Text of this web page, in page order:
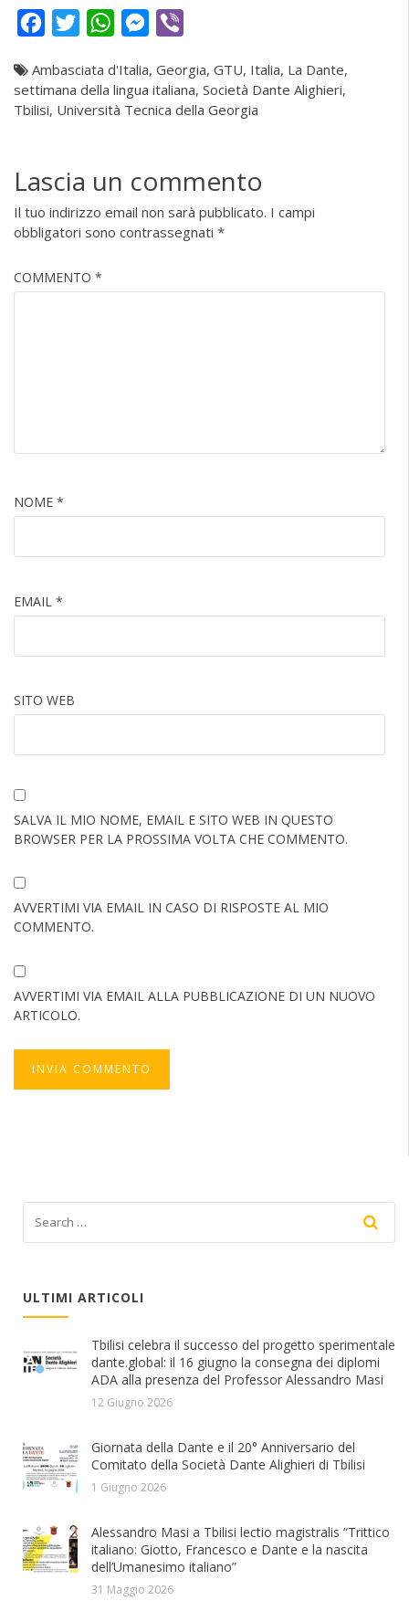
FacebookTwitterWhatsAppMessenger
Ambasciata d'Italia, Georgia, GTU, Italia, La Dante,
settimana della lingua italiana, Società Dante Alighieri,
Tbilisi, Università Tecnica della Georgia
Lascia un commento
Il tuo indirizzo email non sarà pubblicato. I campi
obbligatori sono contrassegnati *
COMMENTO *
NOME *
EMAIL *
SITO WEB
SALVA IL MIO NOME, EMAIL E SITO WEB IN QUESTO
BROWSER PER LA PROSSIMA VOLTA CHE COMMENTO.
AVVERTIMI VIA EMAIL IN CASO DI RISPOSTE AL MIO
COMMENTO.
AVVERTIMI VIA EMAIL ALLA PUBBLICAZIONE DI UN NUOVO
ARTICOLO.
ULTIMI ARTICOLI
Tbilisi celebra il successo del progetto sperimentale
dante.global: il 16 giugno la consegna dei diplomi
ADA alla presenza del Professor Alessandro Masi
12 Giugno 2026
Giornata della Dante e il 20° Anniversario del
Comitato della Società Dante Alighieri di Tbilisi
1 Giugno 2026
Alessandro Masi a Tbilisi lectio magistralis “Trittico
italiano: Giotto, Francesco e Dante e la nascita
dell’Umanesimo italiano”
31 Maggio 2026